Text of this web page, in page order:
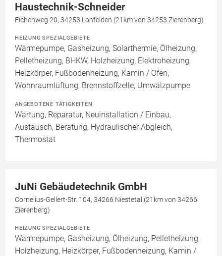
Haustechnik-Schneider
Eichenweg 20, 34253 Lohfelden (21km von 34253 Zierenberg)
HEIZUNG SPEZIALGEBIETE
Wärmepumpe, Gasheizung, Solarthermie, Ölheizung,
Pelletheizung, BHKW, Holzheizung, Elektroheizung,
Heizkörper, Fußbodenheizung, Kamin / Ofen,
Wohnraumlüftung, Brennstoffzelle, Umwälzpumpe
ANGEBOTENE TÄTIGKEITEN
Wartung, Reparatur, Neuinstallation / Einbau,
Austausch, Beratung, Hydraulischer Abgleich,
Thermostat
JuNi Gebäudetechnik GmbH
Cornelius-Gellert-Str. 104, 34266 Niestetal (21km von 34266
Zierenberg)
HEIZUNG SPEZIALGEBIETE
Wärmepumpe, Gasheizung, Ölheizung, Pelletheizung,
Holzheizung, Heizkörper, Fußbodenheizung, Kamin /